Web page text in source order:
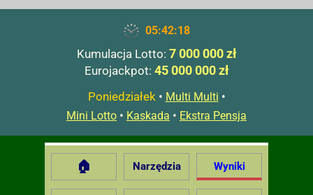
05:42:19
Kumulacja Lotto: 7 000 000 zł
Eurojackpot: 45 000 000 zł
Poniedziałek• Multi Multi •
Mini Lotto • Kaskada • Ekstra Pensja
🏠 Narzędzia Wyniki